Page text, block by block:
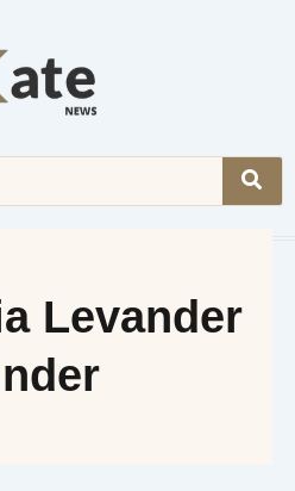
Levander